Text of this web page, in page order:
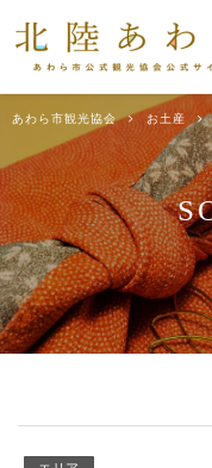
あわら市観光協会 お土産